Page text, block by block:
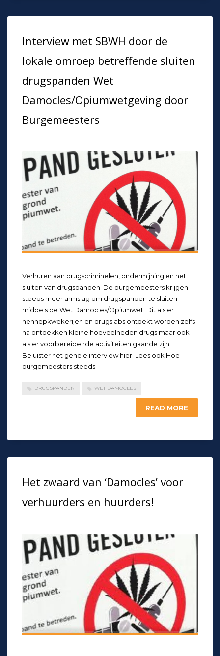
Interview met SBWH door de
lokale omroep betreffende sluiten
drugspanden Wet
Damocles/Opiumwetgeving door
Burgemeesters
Verhuren aan drugscriminelen, ondermijning en het
sluiten van drugspanden. De burgemeesters krijgen
steeds meer armslag om drugspanden te sluiten
middels de Wet Damocles/Opiumwet. Dit als er
hennepkwekerijen en drugslabs ontdekt worden zelfs
na ontdekken kleine hoeveelheden drugs maar ook
als er voorbereidende activiteiten gaande zijn.
Beluister het gehele interview hier: Lees ook Hoe
burgemeesters steeds
DRUGSPANDEN WET DAMOCLES
READ MORE
Het zwaard van ‘Damocles’ voor
verhuurders en huurders!